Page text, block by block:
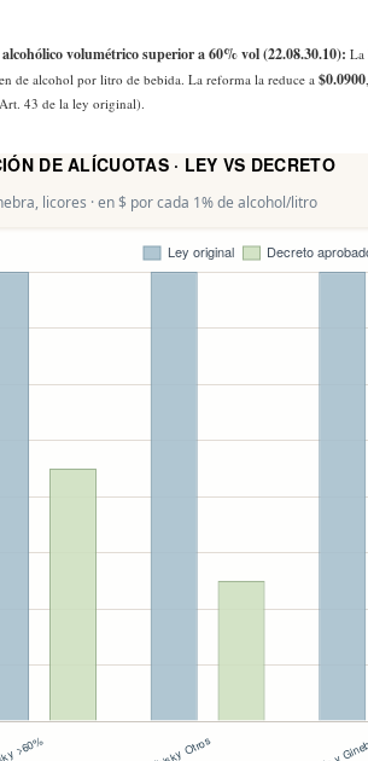
volumétrico superior a 60% vol (22.08.30.10): La
de alcohol por litro de bebida. La reforma la reduce a $0.0900
43 de la ley original).
DE ALÍCUOTAS · LEY VS DECRETO
licores · en $ por cada 1% de alcohol/litro